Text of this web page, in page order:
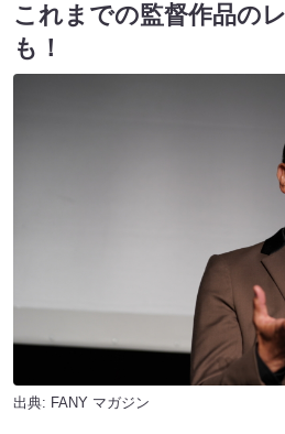
これまでの監督作品の
も！
出典: FANY マガジン